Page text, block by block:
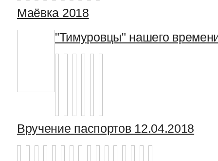
Маёвка 2018
"Тимуровцы" нашего
Вручение паспортов 12.04.2018